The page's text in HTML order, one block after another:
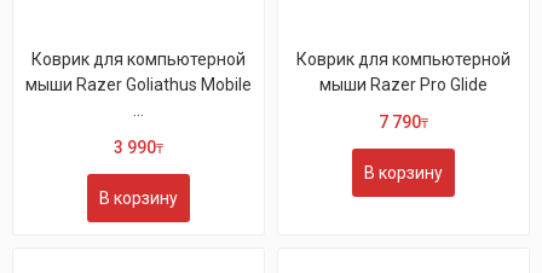
Коврик для компьютерной
мыши Razer Goliathus Mobile
...
3 990₸
В корзину
Коврик для компьютерной
мыши Razer Pro Glide
7 790₸
В корзину